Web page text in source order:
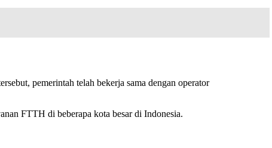
pemerintah telah bekerja sama dengan operator
FTTH di beberapa kota besar di Indonesia.